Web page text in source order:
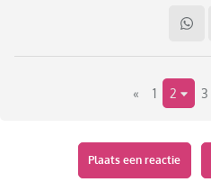
« 1 2 3
Plaats een reactie